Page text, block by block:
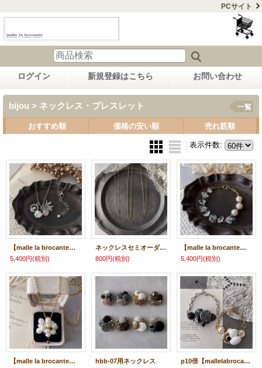
PCサイト
ログイン 新規登録はこちら お問い合わせ
bijou > ネックレス・ブレスレット 一覧
おすすめ順 価格の安い順 売れ筋順
表示件数:
【malle la brocante】聖母マリア ヴィンテージメダイの着せ替えネックレス/金属アレルギー対応
5,400円(税別)
ネックレスセミオーダー/金属アレルギー対応
800円(税別)
【malle la brocante】14kgf 水晶とヴィンテージパールのブレスレット
5,400円(税別)
【malle la brocante】淡水パールとヴィンテージパールビーズのつぶつぶフラワーネックレス
hbb-07用ネックレス
p10倍【mallelabrocante】ヴィンテージボタンのブレスレット